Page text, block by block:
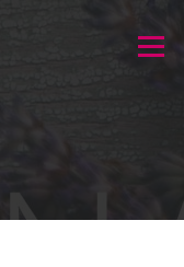
Menu